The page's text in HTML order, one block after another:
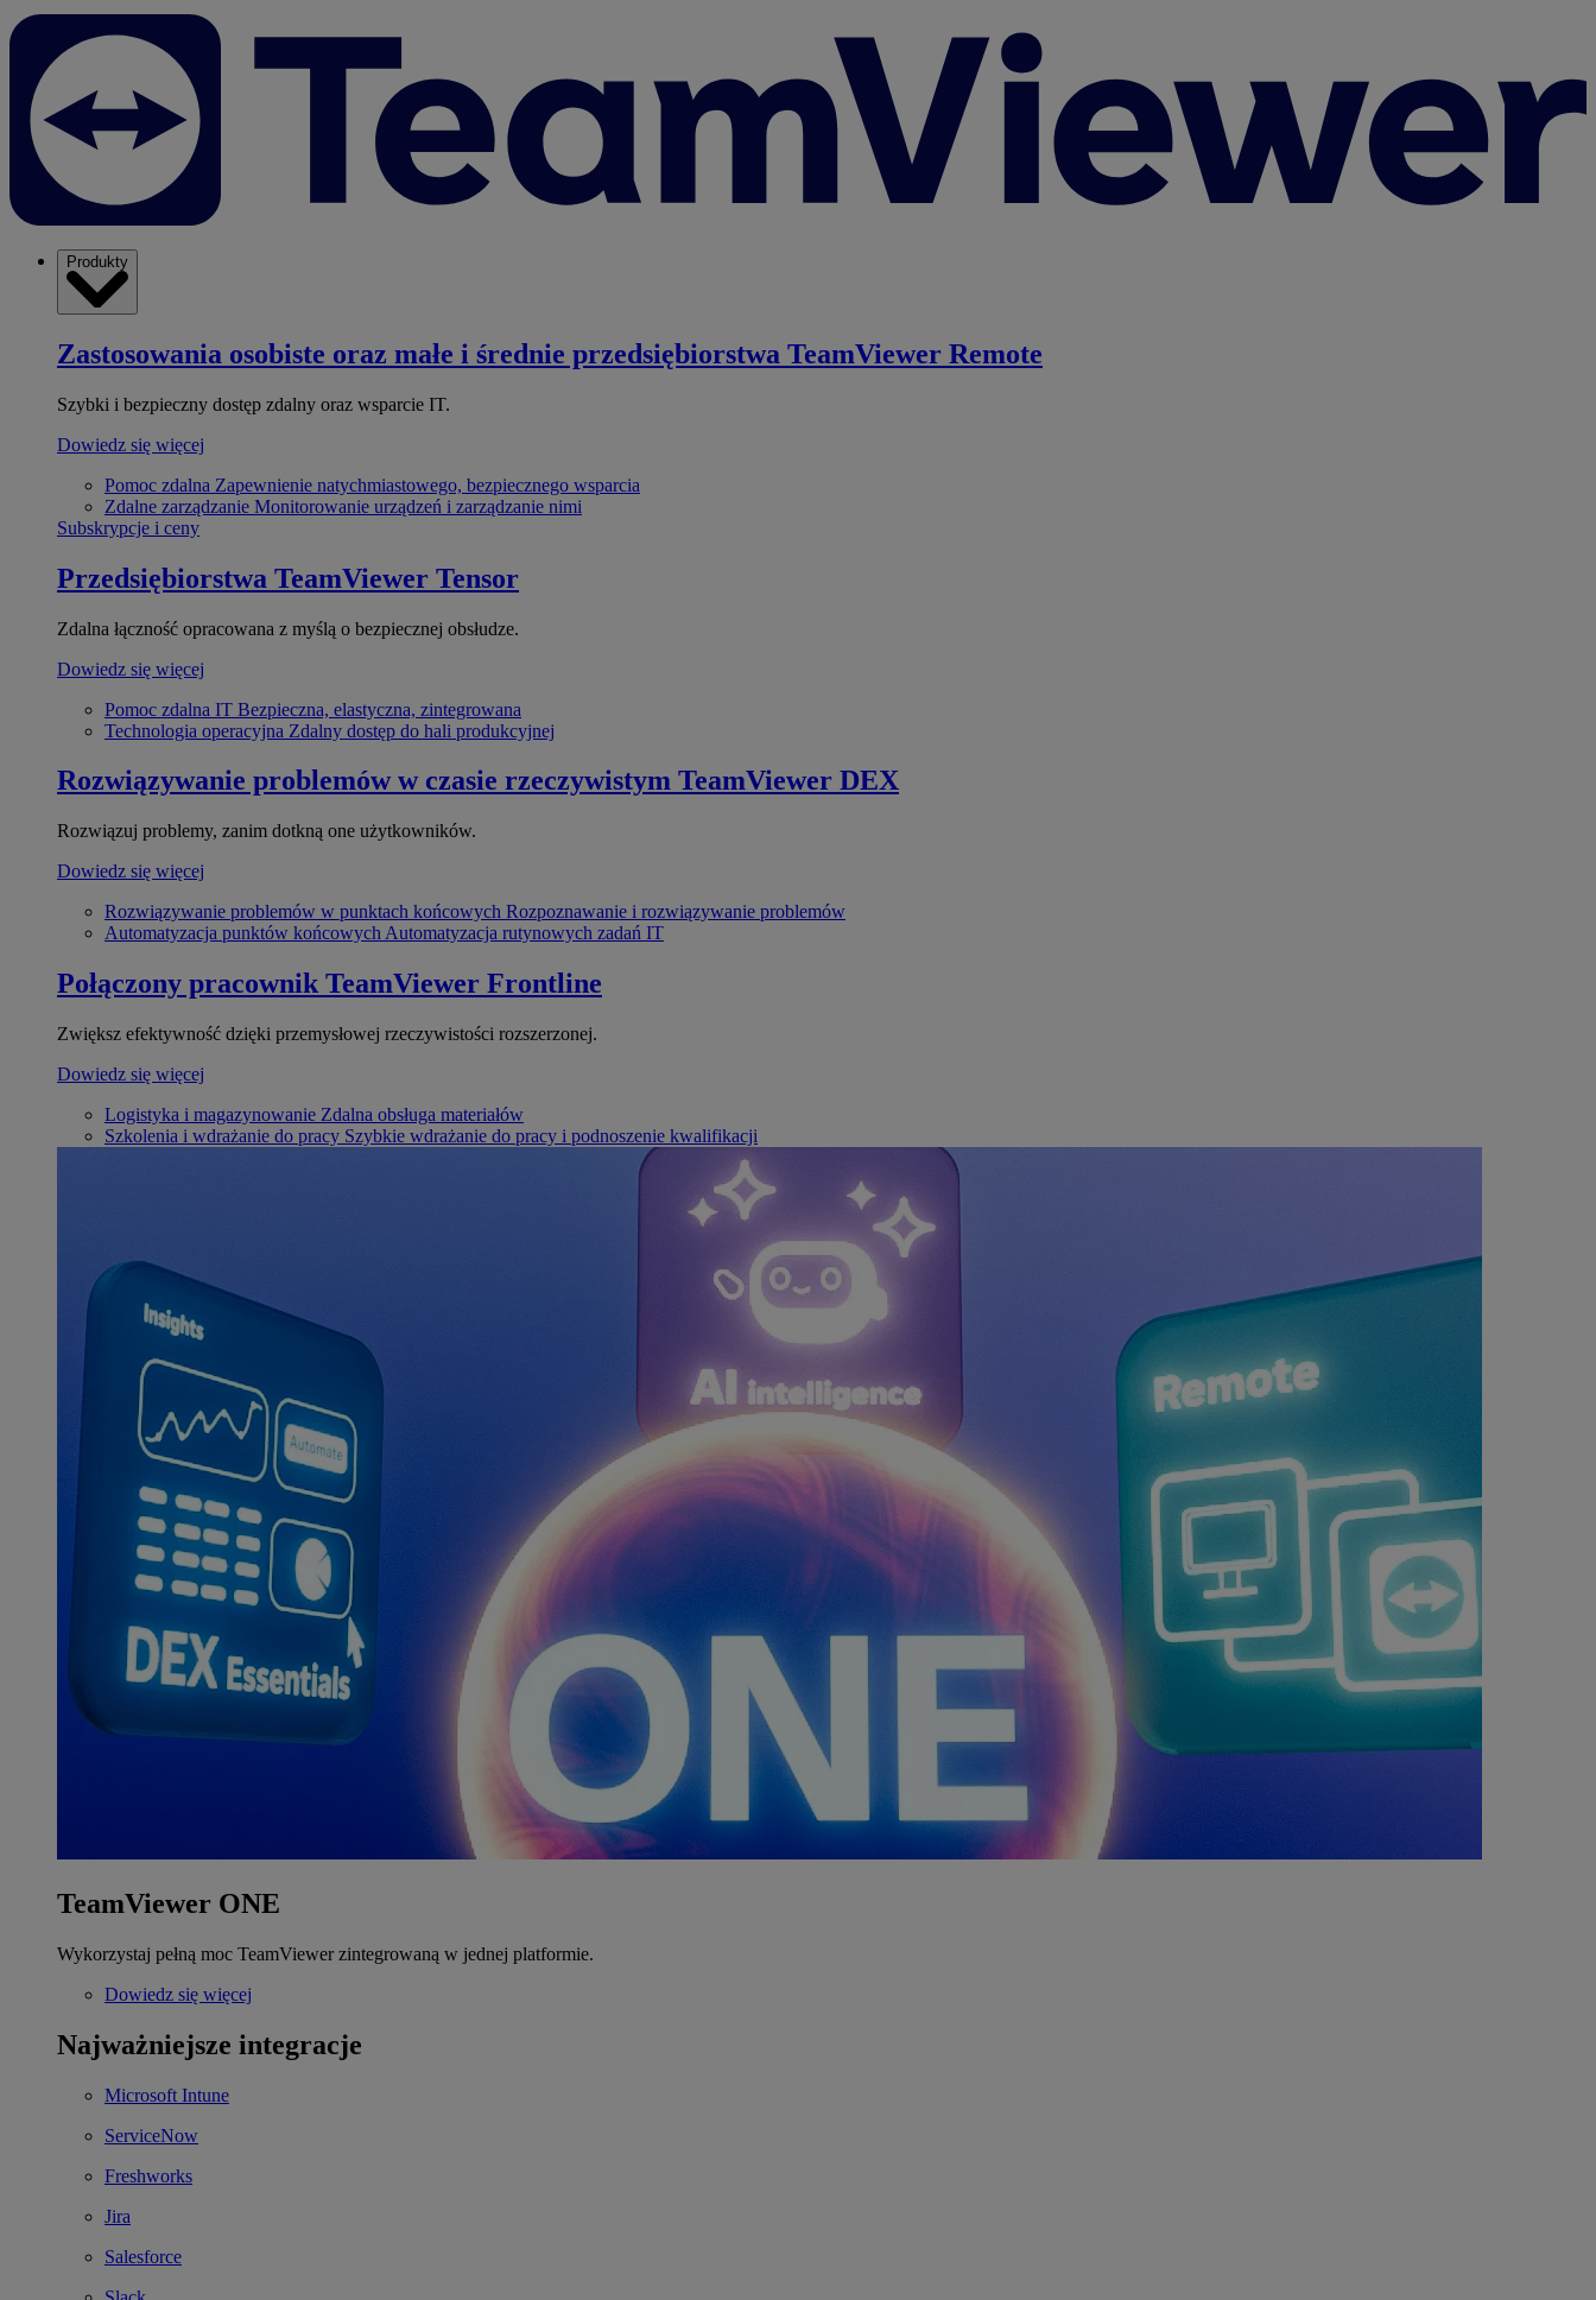
Produkty
Zastosowania osobiste oraz małe i średnie przedsiębiorstwa TeamViewer Remote
Szybki i bezpieczny dostęp zdalny oraz wsparcie IT.
Dowiedz się więcej
Pomoc zdalna Zapewnienie natychmiastowego, bezpiecznego wsparcia
Zdalne zarządzanie Monitorowanie urządzeń i zarządzanie nimi
Subskrypcje i ceny
Przedsiębiorstwa TeamViewer Tensor
Zdalna łączność opracowana z myślą o bezpiecznej obsłudze.
Dowiedz się więcej
Pomoc zdalna IT Bezpieczna, elastyczna, zintegrowana
Technologia operacyjna Zdalny dostęp do hali produkcyjnej
Rozwiązywanie problemów w czasie rzeczywistym TeamViewer DEX
Rozwiązuj problemy, zanim dotkną one użytkowników.
Dowiedz się więcej
Rozwiązywanie problemów w punktach końcowych Rozpoznawanie i rozwiązywanie problemów
Automatyzacja punktów końcowych Automatyzacja rutynowych zadań IT
Połączony pracownik TeamViewer Frontline
Zwiększ efektywność dzięki przemysłowej rzeczywistości rozszerzonej.
Dowiedz się więcej
Logistyka i magazynowanie Zdalna obsługa materiałów
Szkolenia i wdrażanie do pracy Szybkie wdrażanie do pracy i podnoszenie kwalifikacji
TeamViewer ONE
Wykorzystaj pełną moc TeamViewer zintegrowaną w jednej platformie.
Dowiedz się więcej
Najważniejsze integracje
Microsoft Intune
ServiceNow
Freshworks
Jira
Salesforce